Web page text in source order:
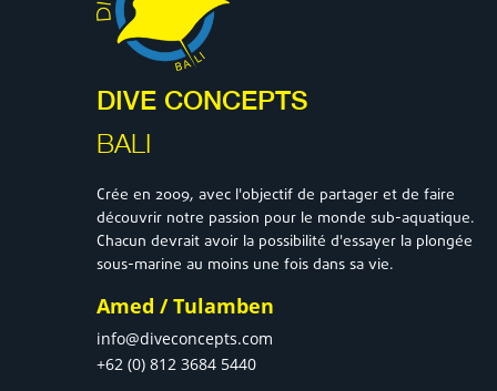
DIVE CONCEPTS
BALI
Crée en 2009, avec l'objectif de partager et de faire
découvrir notre passion pour le monde sub-aquatique.
Chacun devrait avoir la possibilité d'essayer la plongée
sous-marine au moins une fois dans sa vie.
Amed / Tulamben
info@diveconcepts.com
+62 (0) 812 3684 5440